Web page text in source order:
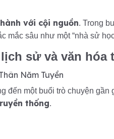
với cội nguồn. Trong
sâu như một “nhà sử
sử và văn hóa
đến một buổi trò chuyện gần
thống.